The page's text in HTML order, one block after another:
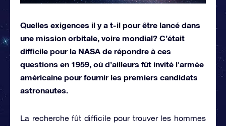
Quelles exigences il y a t-il pour être lancé dans
une mission orbitale, voire mondial? C’était
difficile pour la NASA de répondre à ces
questions en 1959, où d’ailleurs fût invité l'armée
américaine pour fournir les premiers candidats
astronautes.
La recherche fût difficile pour trouver les hommes